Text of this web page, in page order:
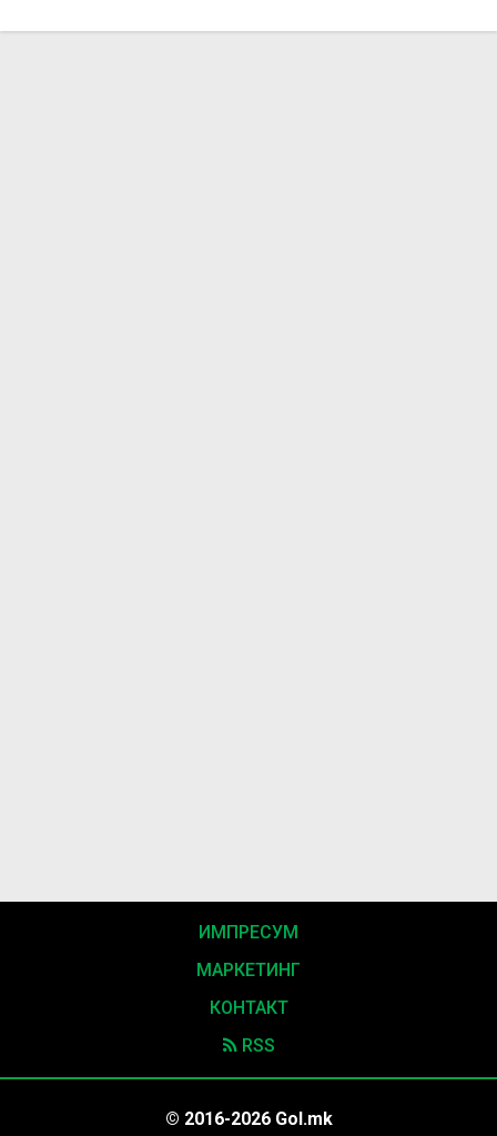
Паланка
мак-
кошаркарски
ИМПРЕСУМ
МАРКЕТИНГ
КОНТАКТ
RSS
© 2016-2026 Gol.mk